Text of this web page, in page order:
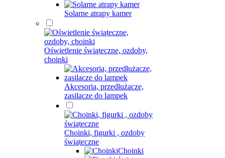
Solarne atrapy kamer
Oświetlenie świąteczne, ozdoby,
choinki
Akcesoria, przedłużacze,
zasilacze do lampek
Choinki, figurki , ozdoby
świąteczne
Choinki